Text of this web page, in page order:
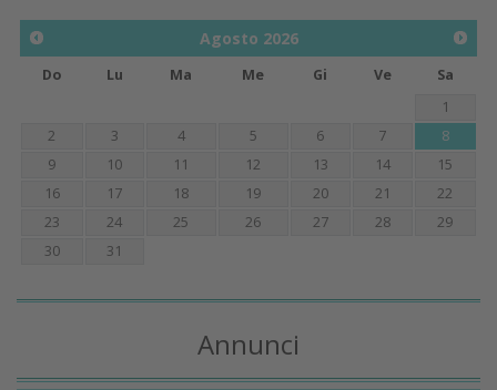
Agosto 2026
Do Lu Ma Me Gi Ve
Sa
1
2
3 4 5 6 7
8
9
10 11 12 13 14
15
16
17 18 19 20 21
22
23
24 25 26 27 28
29
30
31
Annunci